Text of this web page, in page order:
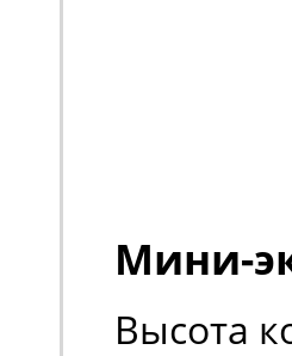
Мини-
Высота